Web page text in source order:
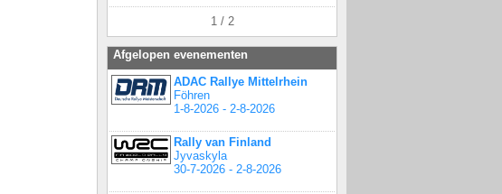
1 / 2
Afgelopen evenementen
ADAC Rallye Mittelrhein
Föhren
1-8-2026 - 2-8-2026
Rally van Finland
Jyvaskyla
30-7-2026 - 2-8-2026